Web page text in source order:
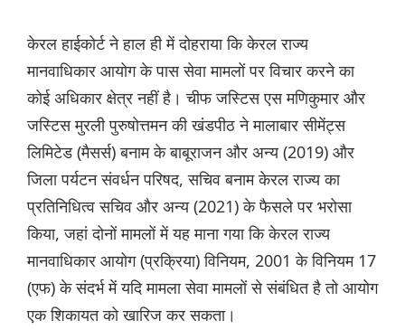
केरल हाईकोर्ट ने हाल ही में दोहराया कि केरल राज्य
मानवाधिकार आयोग के पास सेवा मामलों पर विचार करने का
कोई अधिकार क्षेत्र नहीं है। चीफ जस्टिस एस मणिकुमार और
जस्टिस मुरली पुरुषोत्तमन की खंडपीठ ने मालाबार सीमेंट्स
लिमिटेड (मैसर्स) बनाम के बाबूराजन और अन्य (2019) और
जिला पर्यटन संवर्धन परिषद, सचिव बनाम केरल राज्य का
प्रतिनिधित्व सचिव और अन्य (2021) के फैसले पर भरोसा
किया, जहां दोनों मामलों में यह माना गया कि केरल राज्य
मानवाधिकार आयोग (प्रक्रिया) विनियम, 2001 के विनियम 17
(एफ) के संदर्भ में यदि मामला सेवा मामलों से संबंधित है तो आयोग
एक शिकायत को खारिज कर सकता।